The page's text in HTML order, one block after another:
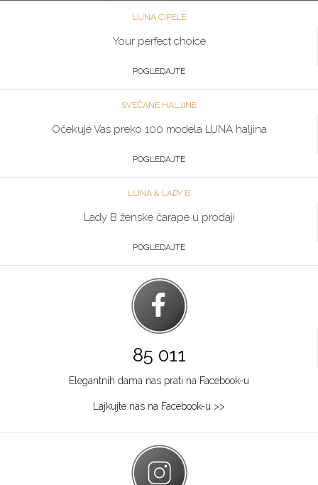
LUNA CIPELE
Your perfect choice
POGLEDAJTE
SVEČANE HALJINE
Očekuje Vas preko 100 modela LUNA haljina
POGLEDAJTE
LUNA & LADY B
Lady B ženske čarape u prodaji
POGLEDAJTE
85 011
Elegantnih dama nas prati na Facebook-u
Lajkujte nas na Facebook-u >>